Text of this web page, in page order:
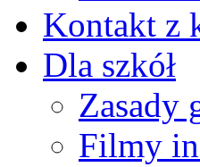
Kontakt z
Dla szkół
Zasady
Filmy